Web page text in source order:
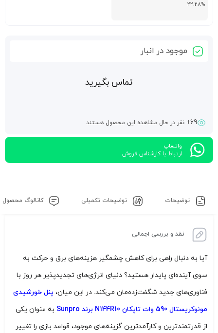
22.28%
موجود در انبار
تماس بگیرید
69+ نفر در حال مشاهده این محصول هستند
واتساپ
ارتباط با کارشناس فروش
توضیحات توضیحات تکمیلی کاتالوگ محصول
نقد و بررسی اجمالی
آیا به دنبال راهی برای کاهش چشمگیر هزینه‌های برق و حرکت به
سوی آینده‌ای پایدار هستید؟ دنیای انرژی‌های تجدیدپذیر هر روز با
فناوری‌های جدید شگفت‌زده‌مان می‌کند. در این میان، پنل خورشیدی
مونوکریستال 590 وات تاپکان N144R10 برند Sunpro
به عنوان یکی
از قدرتمندترین و کارآمدترین گزینه‌های موجود، قواعد بازی را تغییر